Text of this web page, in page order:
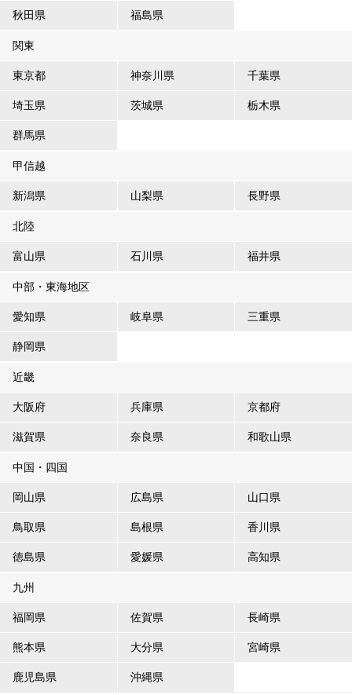
秋田県 福島県
関東
東京都 神奈川県 千葉県
埼玉県 茨城県 栃木県
群馬県
甲信越
新潟県 山梨県 長野県
北陸
富山県 石川県 福井県
中部・東海地区
愛知県 岐阜県 三重県
静岡県
近畿
大阪府 兵庫県 京都府
滋賀県 奈良県 和歌山県
中国・四国
岡山県 広島県 山口県
鳥取県 島根県 香川県
徳島県 愛媛県 高知県
九州
福岡県 佐賀県 長崎県
熊本県 大分県 宮崎県
鹿児島県 沖縄県